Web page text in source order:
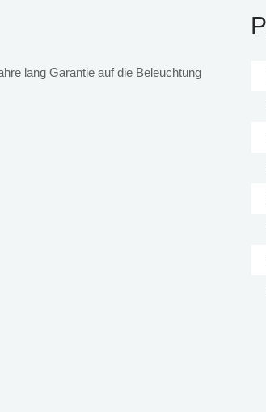
lang Garantie auf die Beleuchtung